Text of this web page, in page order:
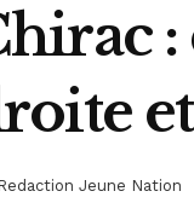
:
Redaction Jeune Nation